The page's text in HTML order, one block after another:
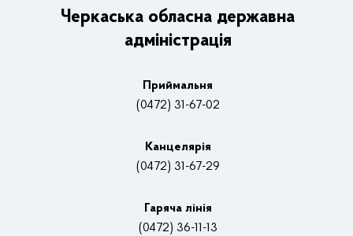
Керівництво адміністрації
Основні завдання та нормативно-правові засади
Нагороди
Контакти
Відеотрансляції
Черкаська обласна державна
адміністрація
Приймальня
(0472) 31-67-02
Канцелярiя
(0472) 31-67-29
Гаряча лінія
(0472) 36-11-13